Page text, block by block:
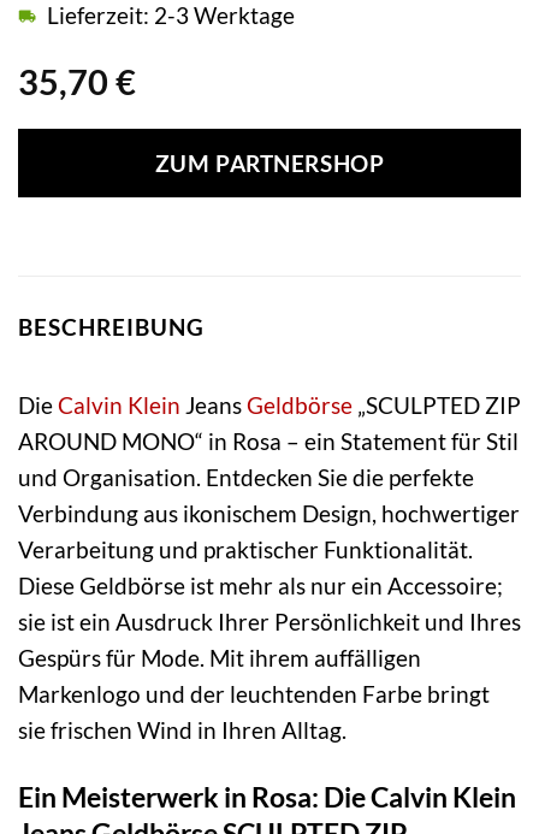
35,70 €
Lieferzeit: 2-3 Werktage
ZUM PARTNERSHOP
BESCHREIBUNG
DieCalvin Klein JeansGeldbörse „SCULPTED ZIP
AROUND MONO“ in Rosa – ein Statement für Stil
und Organisation. Entdecken Sie die perfekte
Verbindung aus ikonischem Design, hochwertiger
Verarbeitung und praktischer Funktionalität.
Diese Geldbörse ist mehr als nur ein Accessoire;
sie ist ein Ausdruck Ihrer Persönlichkeit und Ihres
Gespürs für Mode. Mit ihrem auffälligen
Markenlogo und der leuchtenden Farbe bringt
sie frischen Wind in Ihren Alltag.
Ein Meisterwerk in Rosa: Die Calvin Klein